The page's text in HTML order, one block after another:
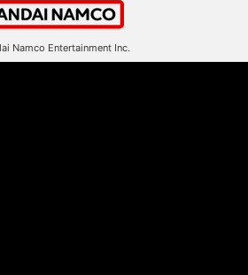
Namco Entertainment Inc.